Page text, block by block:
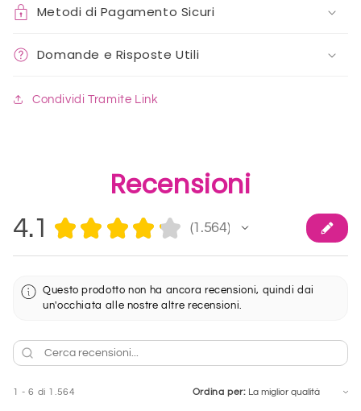
Metodi di Pagamento Sicuri
Domande e Risposte Utili
Condividi Tramite Link
Recensioni
4.1 ★ ★ ★ ★ ★ 1.564
1564
Questo prodotto non ha ancora recensioni, quindi dai
un'occhiata alle nostre altre recensioni.
1 - 6 di 1.564 Ordina per: